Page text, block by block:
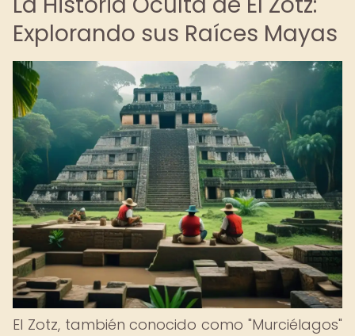
Explorando sus Raíces Mayas
El Zotz, también conocido como "Murciélagos"